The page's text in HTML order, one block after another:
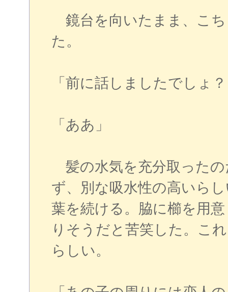
鏡台を向いたまま、こ
た。
「前に話しましたでしょ
「ああ」
髪の水気を充分取った
ず、別な吸水性の高いら
葉を続ける。脇に櫛を用
りそうだと苦笑した。こ
らしい。